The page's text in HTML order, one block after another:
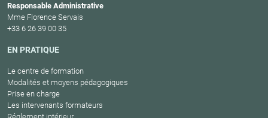
Responsable Administrative
Mme Florence Servais
+33 6 26 39 00 35
EN PRATIQUE
Le centre de formation
Modalités et moyens pédagogiques
Prise en charge
Les intervenants formateurs